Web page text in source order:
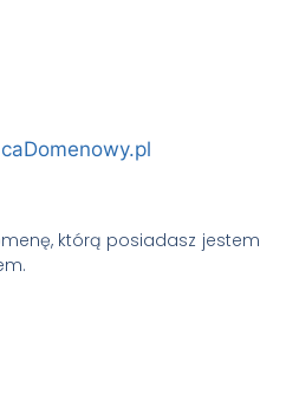
którą posiadasz jestem